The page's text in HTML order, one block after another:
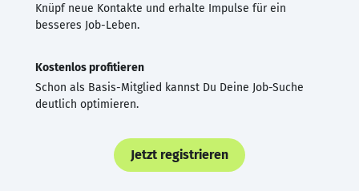
Knüpf neue Kontakte und erhalte Impulse für ein
besseres Job-Leben.
Kostenlos profitieren
Schon als Basis-Mitglied kannst Du Deine Job-Suche
deutlich optimieren.
Jetzt registrieren